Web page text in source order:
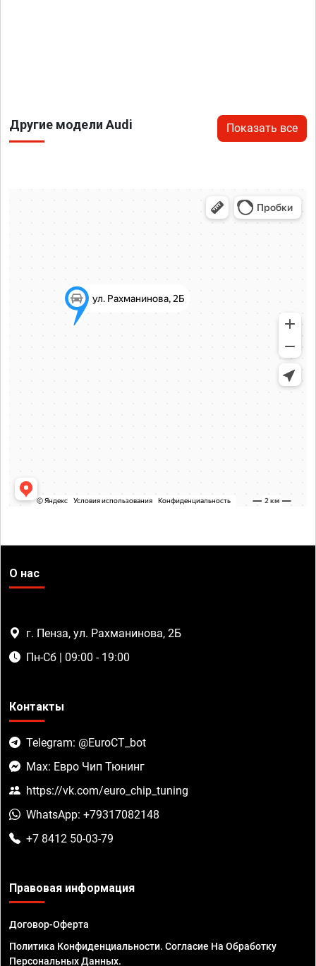
Другие модели Audi Показать все
О нас
г. Пенза, ул. Рахманинова, 2Б
Пн-Сб | 09:00 - 19:00
Контакты
Telegram: @EuroCT_bot
Max: Евро Чип Тюнинг
https://vk.com/euro_chip_tuning
WhatsApp: +79317082148
+7 8412 50-03-79
Правовая информация
Договор-Оферта
Политика Конфиденциальности. Согласие На Обработку
Персональных Данных.